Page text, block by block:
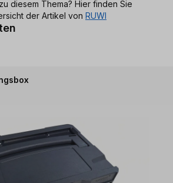
diesem Thema? Hier finden Sie
der Artikel von RUWI